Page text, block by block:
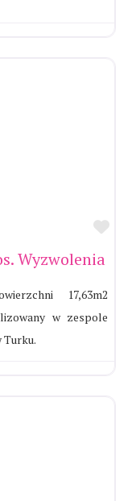
Wyzwolenia
17,63m2
w zespole
Turku.